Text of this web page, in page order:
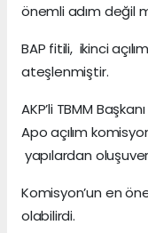
önemli adım değil
BAP fitili, ikinci
ateşlenmiştir.
AKP’li TBMM
Apo açılım
yapılardan
Komisyon’un en
olabilirdi.